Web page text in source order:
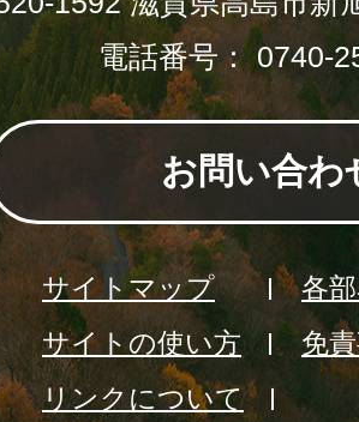
電話番号： 0740-
お問い合わ
サイトマップ
各
サイトの使い方
免
リンクについて